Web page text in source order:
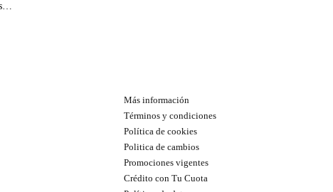
Más información
Términos y condiciones
Política de cookies
Politica de cambios
Promociones vigentes
Crédito con Tu Cuota